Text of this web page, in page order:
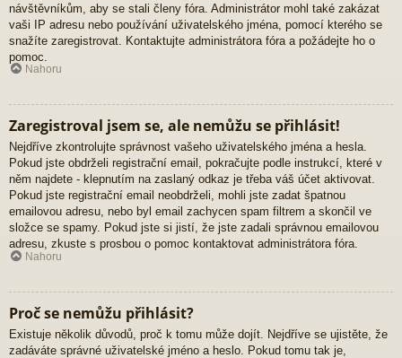
návštěvníkům, aby se stali členy fóra. Administrátor mohl také zakázat
vaši IP adresu nebo používání uživatelského jména, pomocí kterého se
snažíte zaregistrovat. Kontaktujte administrátora fóra a požádejte ho o
pomoc.
Nahoru
Zaregistroval jsem se, ale nemůžu se přihlásit!
Nejdříve zkontrolujte správnost vašeho uživatelského jména a hesla.
Pokud jste obdrželi registrační email, pokračujte podle instrukcí, které v
něm najdete - klepnutím na zaslaný odkaz je třeba váš účet aktivovat.
Pokud jste registrační email neobdrželi, mohli jste zadat špatnou
emailovou adresu, nebo byl email zachycen spam filtrem a skončil ve
složce se spamy. Pokud jste si jistí, že jste zadali správnou emailovou
adresu, zkuste s prosbou o pomoc kontaktovat administrátora fóra.
Nahoru
Proč se nemůžu přihlásit?
Existuje několik důvodů, proč k tomu může dojít. Nejdříve se ujistěte, že
zadáváte správné uživatelské jméno a heslo. Pokud tomu tak je,